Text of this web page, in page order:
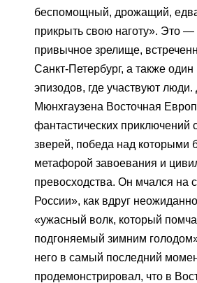
беспомощный, дрожащий,
прикрыть свою наготу». Это —
привычное зрелище,
Санкт-Петербург, а также
эпизодов, где участвуют люди.
Мюнхгаузена Восточная
фантастических приключений
зверей, победа над которыми
метафорой завоевания и
превосходства. Он мчался на
России», как вдруг
«ужасный волк, который
подгоняемый зимним
него в самый последний
продемонстрировал, что в